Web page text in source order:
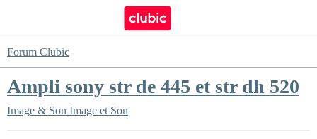
Forum Clubic
Ampli sony str de 445 et str dh 520
Image & Son Image et Son